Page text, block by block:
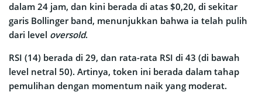
dalam 24 jam, dan kini berada di atas $0,20, di sekitar
garis Bollinger band, menunjukkan bahwa ia telah pulih
dari level oversold.
RSI (14) berada di 29, dan rata-rata RSI di 43 (di bawah
level netral 50). Artinya, token ini berada dalam tahap
pemulihan dengan momentum naik yang moderat.